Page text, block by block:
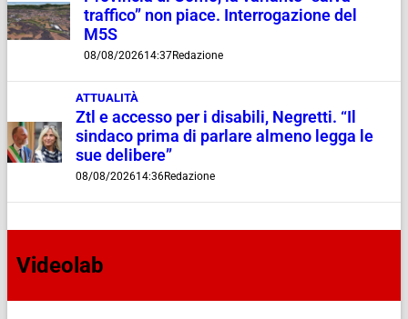
traffico” non piace. Interrogazione del
M5S
08/08/202614:37Redazione
ATTUALITÀ
Ztl e accesso per i disabili, Negretti. “Il
sindaco prima di parlare almeno legga le
sue delibere”
08/08/202614:36Redazione
Videolab